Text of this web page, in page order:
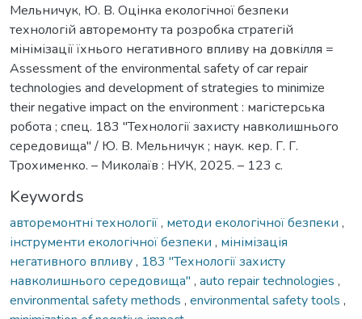
Мельничук, Ю. В. Оцінка екологічної безпеки
технологій авторемонту та розробка стратегій
мінімізації їхнього негативного впливу на довкілля =
Assessment of the environmental safety of car repair
technologies and development of strategies to minimize
their negative impact on the environment : магістерська
робота ; спец. 183 ''Технології захисту навколишнього
середовища'' / Ю. В. Мельничук ; наук. кер. Г. Г.
Трохименко. – Миколаїв : НУК, 2025. – 123 с.
Keywords
авторемонтні технології, методи екологічної безпеки ,
інструменти екологічної безпеки , мінімізація
негативного впливу, 183 ''Технології захисту
навколишнього середовища'' , auto repair technologies ,
environmental safety methods , environmental safety tools ,